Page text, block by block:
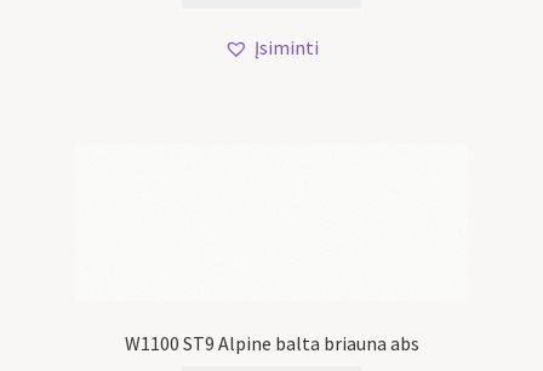
Įsiminti
W1100 ST9 Alpine balta briauna abs